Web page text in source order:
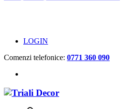
LOGIN
Comenzi telefonice: 0771 360 090